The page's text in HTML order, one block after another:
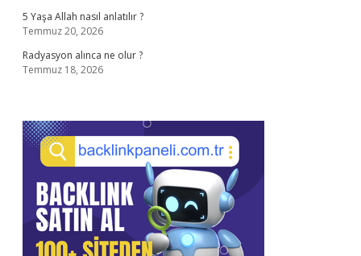
5 Yaşa Allah nasıl anlatılır ?
Temmuz 20, 2026
Radyasyon alınca ne olur ?
Temmuz 18, 2026